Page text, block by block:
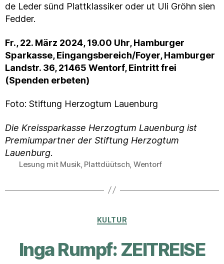
de Leder sünd Plattklassiker oder ut Uli Gröhn sien
Fedder.
Fr., 22. März 2024, 19.00 Uhr, Hamburger
Sparkasse, Eingangsbereich/Foyer, Hamburger
Landstr. 36, 21465 Wentorf, Eintritt frei
(Spenden erbeten)
Foto: Stiftung Herzogtum Lauenburg
Die Kreissparkasse Herzogtum Lauenburg ist
Premiumpartner der Stiftung Herzogtum
Lauenburg.
Schlagwörter
Lesung mit Musik, Plattdüütsch Wentorf
Kategorien
KULTUR
Inga Rumpf: ZEITREISE